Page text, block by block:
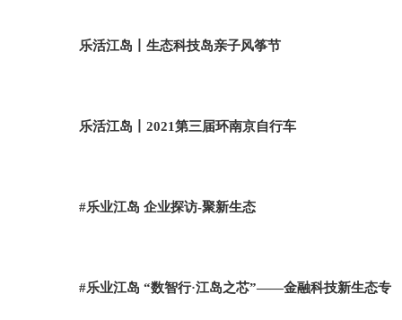
乐活江岛丨生态科技岛亲子风筝节
乐活江岛丨2021第三届环南京自行车
#乐业江岛 企业探访-聚新生态
#乐业江岛 “数智行·江岛之芯”——金融科技新生态专